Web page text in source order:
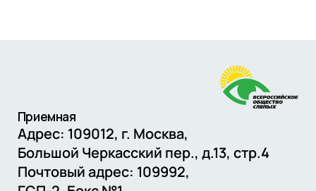
Приемная
Адрес: 109012, г. Москва,
Большой Черкасский пер., д.13, стр.4
Почтовый адрес: 109992,